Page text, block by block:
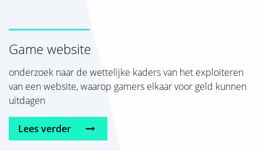
Game website
onderzoek naar de wettelijke kaders van het exploiteren
van een website, waarop gamers elkaar voor geld kunnen
uitdagen
Lees verder